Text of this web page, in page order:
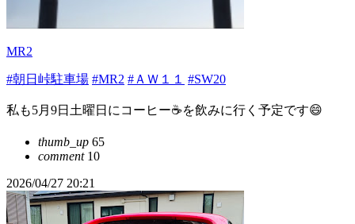
MR2
#朝日峠駐車場 #MR2 #ＡＷ１１ #SW20
私も5月9日土曜日にコーヒー☕️を飲みに行く予定です😄
thumb_up 65
comment10
2026/04/27 20:21